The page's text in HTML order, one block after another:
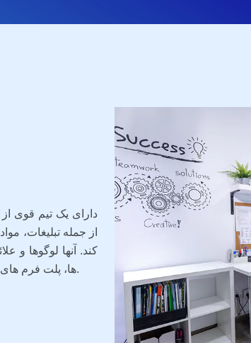
از جمله تبلیغات،
کند. آنها لوگوها
ها، پلت فرم های رسانه های اجتماعی یا وبلاگ ها و موارد دیگر را توسعه می دهند.